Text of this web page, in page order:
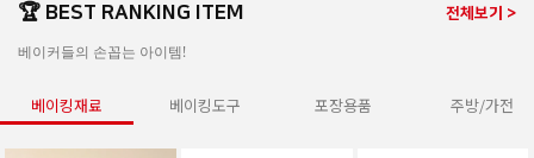
🏆 BEST RANKING ITEM 전체보기 >
베이커들의 손꼽는 아이템!
베이킹재료 베이킹도구 포장용품 주방/가전